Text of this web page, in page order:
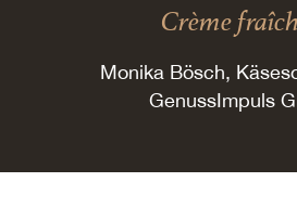
Crème
Monika Bösch,
GenussImpuls